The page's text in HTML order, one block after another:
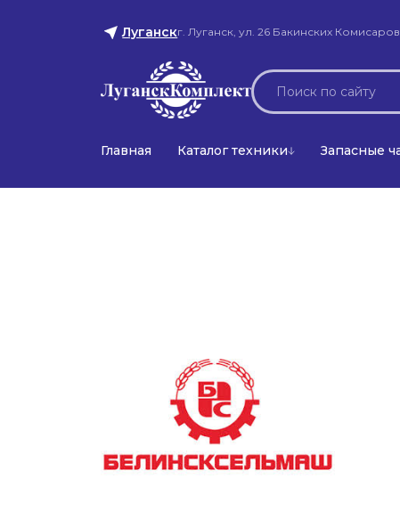
Луганскг. Луганск, ул. 26 Бакинских Комисаров
Главная Каталог техники Запасные